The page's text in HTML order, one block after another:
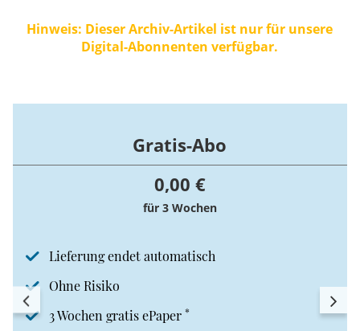
vor dem Haus einer Lehrerin einschlug, ohne zu
explodieren. Sie wartete zwei Stunden lang mit ihren
Hinweis: Dieser Archiv-Artikel ist nur für unsere
Digital-Abonnenten verfügbar.
Gratis-Abo
0,00 €
für 3 Wochen
Lieferung endet automatisch
Ohne Risiko
3 Wochen gratis ePaper *